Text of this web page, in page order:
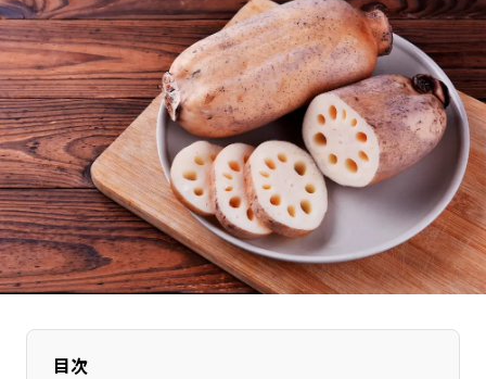
富山エリア
石川エリア
福井エリア
山梨エリア
長野エリア
岐阜エリア
静岡エリア
愛知エリア
三重エリア
滋賀エリア
京都エリア
大阪市エリア
北摂エリア
堺・泉州エリア
河内エリア
兵庫エリア
奈良エリア
和歌山エリア
目次